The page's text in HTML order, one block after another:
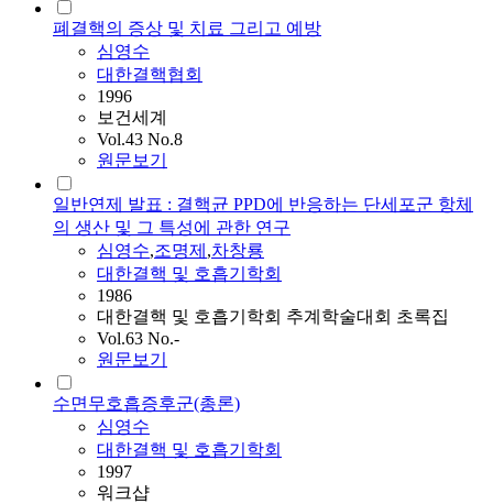
폐결핵의 증상 및 치료 그리고 예방
심영수
대한결핵협회
1996
보건세계
Vol.43 No.8
원문보기
일반연제 발표 : 결핵균 PPD에 반응하는 단세포군 항체
의 생산 및 그 특성에 관한 연구
심영수,조명제 ,차창룡
대한결핵 및 호흡기학회
1986
대한결핵 및 호흡기학회 추계학술대회 초록집
Vol.63 No.-
원문보기
수면무호흡증후군(총론)
심영수
대한결핵 및 호흡기학회
1997
워크샵